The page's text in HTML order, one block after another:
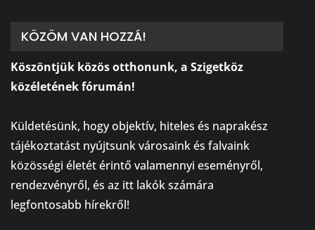
KÖZÖM VAN HOZZÁ!
Köszöntjük közös otthonunk, a Szigetköz
közéletének fórumán!
Küldetésünk, hogy objektív, hiteles és naprakész
tájékoztatást nyújtsunk városaink és falvaink
közösségi életét érintő valamennyi eseményről,
rendezvényről, és az itt lakók számára
legfontosabb hírekről!